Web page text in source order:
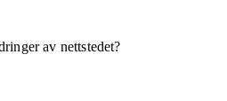
av nettstedet?